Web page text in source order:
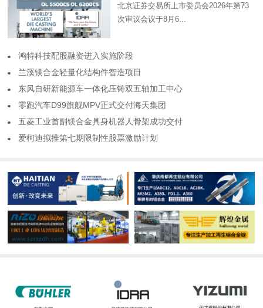
北京证券交易所上市委员会2026年第73
次审议会议于8月6...
​鸿特科技配股融资进入实施阶段
​兰溪镁合金轻量化结构件智造项目
​东风自研新能源车一体化压铸双五轴加工中心
​零跑汽车D99旗舰MPV正式交付海天集团
​五菱工业首副镁合金具身机器人骨架成功交付
​爱柯迪拟推第七期限制性股票激励计划